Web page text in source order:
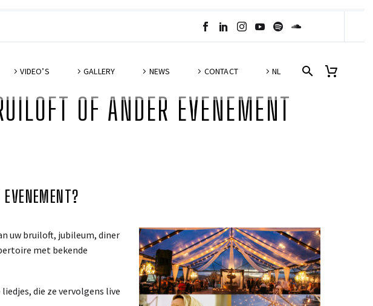
VIDEO’S GALLERY NEWS CONTACT NL
OF ANDER EVENEMENT
uw bruiloft, jubileum, diner
met bekende
die ze vervolgens live